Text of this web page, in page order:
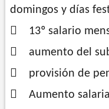
domingos y días
 13º salario
 aumento del
 provisión de
 Aumento